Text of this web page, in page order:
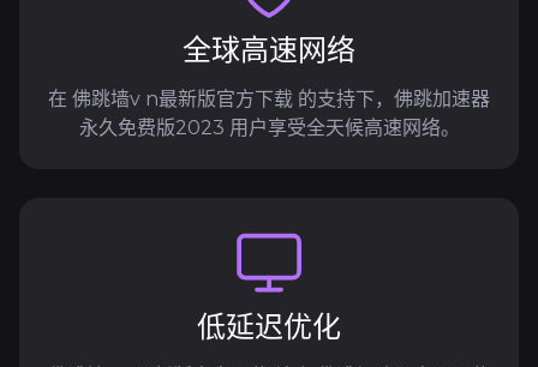
全球高速网络
在 佛跳墙v n最新版官方下载 的支持下，佛跳加速器
永久免费版2023 用户享受全天候高速网络。
低延迟优化